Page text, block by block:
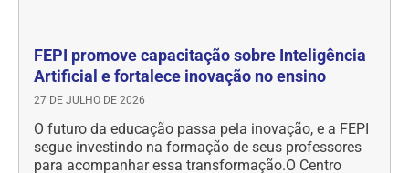
FEPI promove capacitação sobre Inteligência
Artificial e fortalece inovação no ensino
27 DE JULHO DE 2026
O futuro da educação passa pela inovação, e a FEPI
segue investindo na formação de seus professores
para acompanhar essa transformação.O Centro